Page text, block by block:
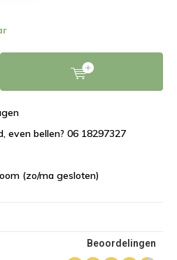
even bellen? 06 18297327
(zo/ma gesloten)
Beoordelingen